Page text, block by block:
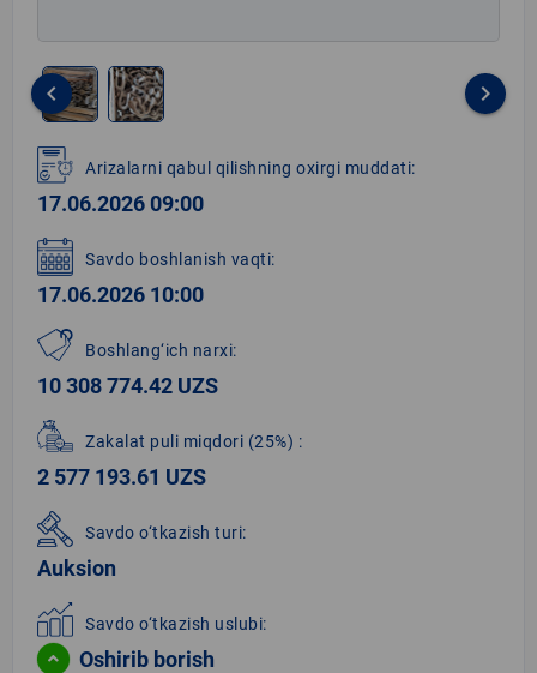
1
of
2
keyboard_arrow_left keyboard_arrow_right
Arizalarni qabul qilishning oxirgi muddati:
17.06.2026 09:00
Savdo boshlanish vaqti:
17.06.2026 10:00
Boshlang‘ich narxi:
10 308 774.42 UZS
Zakalat puli miqdori (25%) :
2 577 193.61 UZS
Savdo o‘tkazish turi:
Auksion
Savdo o‘tkazish uslubi:
Oshirib borish